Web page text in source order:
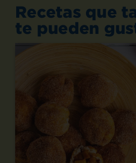
Recetas que
te pueden